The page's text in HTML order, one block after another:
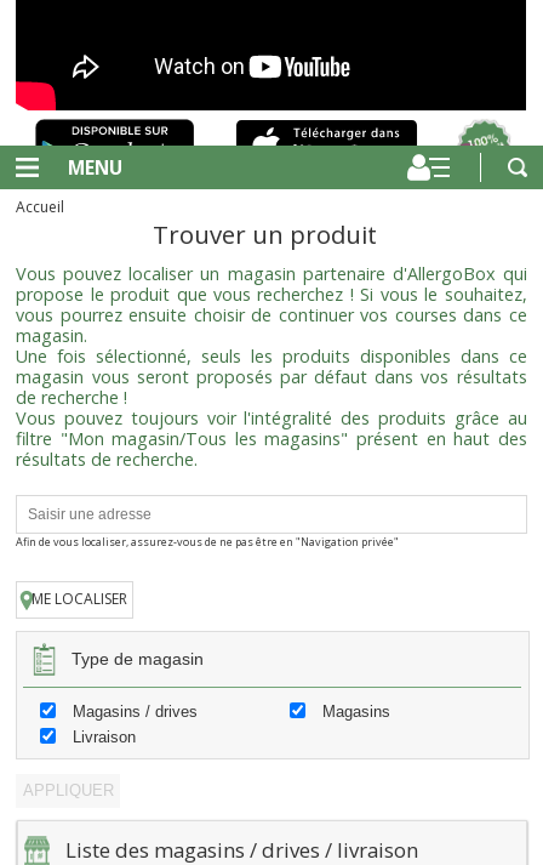
MENU
Accueil
Trouver un produit
Vous pouvez localiser un magasin partenaire d'AllergoBox qui
propose le produit que vous recherchez ! Si vous le souhaitez,
vous pourrez ensuite choisir de continuer vos courses dans ce
magasin.
Une fois sélectionné, seuls les produits disponibles dans ce
magasin vous seront proposés par défaut dans vos résultats
de recherche !
Vous pouvez toujours voir l'intégralité des produits grâce au
filtre "Mon magasin/Tous les magasins" présent en haut des
résultats de recherche.
Afin de vous localiser, assurez-vous de ne pas être en "Navigation privée"
ME LOCALISER
Type de magasin
Magasins / drives
Magasins
Livraison
Liste des magasins / drives / livraison